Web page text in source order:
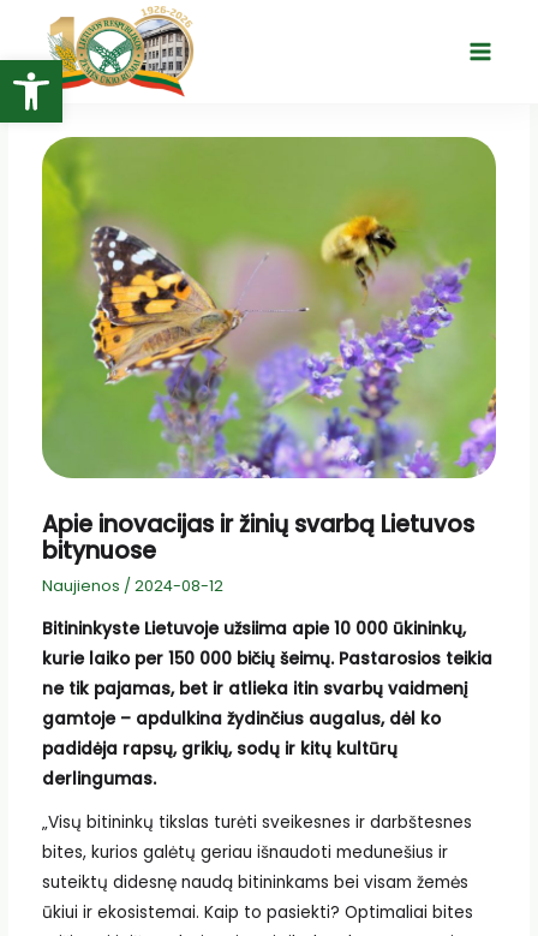
Open toolbar
turinio
Main
Apie inovacijas ir žinių svarbą Lietuvos
bitynuose
Naujienos / 2024-08-12
Bitininkyste Lietuvoje užsiima apie 10 000 ūkininkų,
kurie laiko per 150 000 bičių šeimų. Pastarosios teikia
ne tik pajamas, bet ir atlieka itin svarbų vaidmenį
gamtoje – apdulkina žydinčius augalus, dėl ko
padidėja rapsų, grikių, sodų ir kitų kultūrų
derlingumas.
„Visų bitininkų tikslas turėti sveikesnes ir darbštesnes
bites, kurios galėtų geriau išnaudoti medunešius ir
suteiktų didesnę naudą bitininkams bei visam žemės
ūkiui ir ekosistemai. Kaip to pasiekti? Optimaliai bites